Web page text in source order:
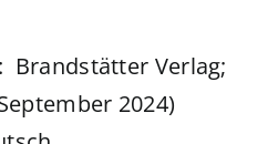
Herausgeber ‏ : ‎ Brandstätter Verlag;
2024)